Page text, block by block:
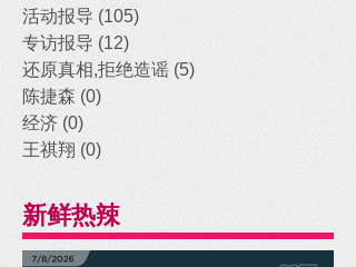
活动报导 (105)
专访报导 (12)
还原真相,拒绝造谣 (5)
陈捷森 (0)
经济 (0)
王祺翔 (0)
新鲜热辣